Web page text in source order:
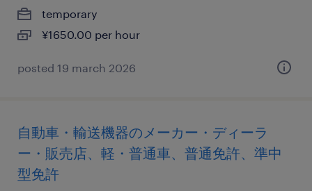
temporary
¥1650.00 per hour
posted 19 march 2026
自動車・輸送機器のメーカー・ディーラ
ー・販売店、軽・普通車、普通免許、準中
型免許